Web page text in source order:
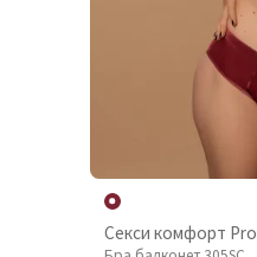
Секси комфорт Pro